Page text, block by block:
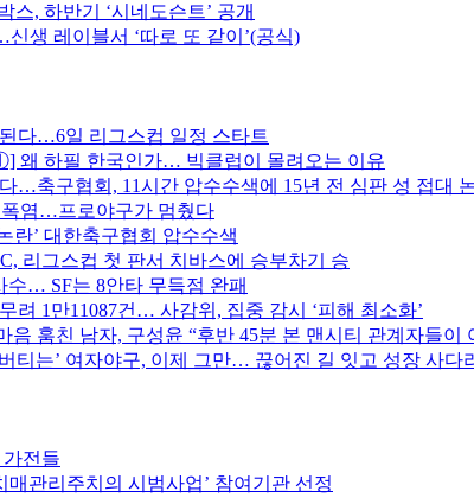
스, 하반기 ‘시네도슨트’ 공개
생 레이블서 ‘따로 또 같이’(공식)
다…6일 리그스컵 일정 스타트
왜 하필 한국인가… 빅클럽이 몰려오는 이유
…축구협회, 11시간 압수수색에 15년 전 심판 성 접대
염…프로야구가 멈췄다
란’ 대한축구협회 압수수색
리그스컵 첫 판서 치바스에 승부차기 승
수… SF는 8안타 무득점 완패
려 1만11087건… 사감위, 집중 감시 ‘피해 최소화’
음 훔친 남자, 구성윤 “후반 45분 본 맨시티 관계자들
티는’ 여자야구, 이제 그만… 끊어진 길 잇고 성장 사다
전들
매관리주치의 시범사업’ 참여기관 선정